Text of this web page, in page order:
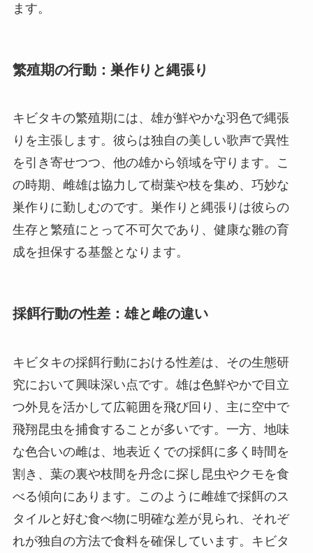
ます。
繁殖期の行動：巣作りと縄張り
キビタキの繁殖期には、雄が鮮やかな羽色で縄張
りを主張します。彼らは独自の美しい歌声で異性
を引き寄せつつ、他の雄から領域を守ります。こ
の時期、雌雄は協力して樹葉や枝を集め、巧妙な
巣作りに勤しむのです。巣作りと縄張りは彼らの
生存と繁殖にとって不可欠であり、健康な雛の育
成を担保する基盤となります。
採餌行動の性差：雄と雌の違い
キビタキの採餌行動における性差は、その生態研
究において興味深い点です。雄は色鮮やかで目立
つ外見を活かして広範囲を飛び回り、主に空中で
飛翔昆虫を捕食することが多いです。一方、地味
な色合いの雌は、地表近くでの採餌に多く時間を
割き、葉の裏や枝間を丹念に探し昆虫やクモを食
べる傾向にあります。このように雌雄で採餌のス
タイルと好む食べ物に明確な差が見られ、それぞ
れが独自の方法で食料を確保しています。キビタ